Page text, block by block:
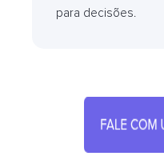
para decisões.